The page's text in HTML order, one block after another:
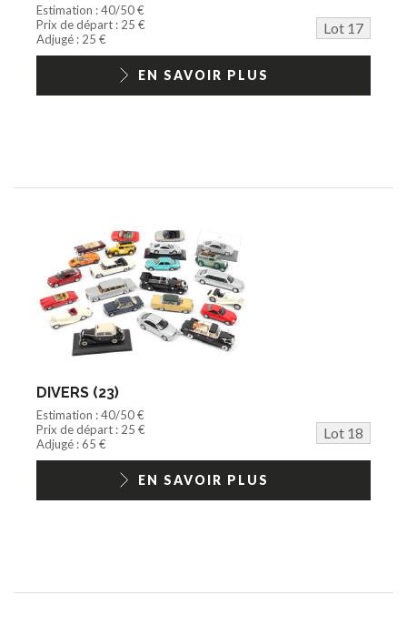
Estimation : 40/50 €
Prix de départ : 25 €
Lot 17
Adjugé : 25 €
EN SAVOIR PLUS
DIVERS (23)
Estimation : 40/50 €
Prix de départ : 25 €
Lot 18
Adjugé : 65 €
EN SAVOIR PLUS